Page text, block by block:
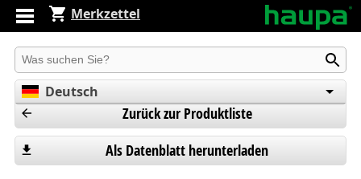
Merkzettel
Produkt suchen
Deutsch
Español
Zurück zur Produktliste
Als Datenblatt herunterladen